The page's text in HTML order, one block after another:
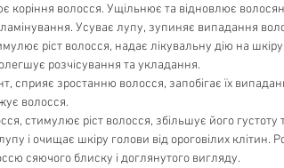
коріння волосся. Ущільнює та відновлює
Усуває лупу, зупиняє випадання
ріст волосся, надає лікувальну дію на
розчісування та укладання.
сприяє зростанню волосся, запобігає їх
волосся.
стимулює ріст волосся, збільшує його густоту
і очищає шкіру голови від ороговілих клітин.
сяючого блиску і доглянутого вигляду.